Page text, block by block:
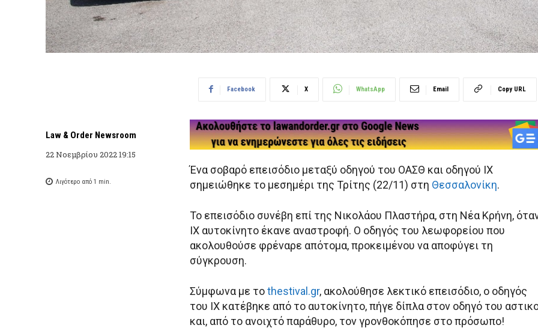
Law & Order Newsroom
22 Νοεμβρίου 2022 19:15
Λιγότερο από 1 min.
Facebook X WhatsApp Email Copy URL
Ένα σοβαρό επεισόδιο μεταξύ οδηγού του ΟΑΣΘ και οδηγού ΙΧ
σημειώθηκε το μεσημέρι της Τρίτης (22/11) στη Θεσσαλονίκη.
Το επεισόδιο συνέβη επί της Νικολάου Πλαστήρα, στη Νέα Κρήνη,
ΙΧ αυτοκίνητο έκανε αναστροφή. Ο οδηγός του λεωφορείου που
ακολουθούσε φρέναρε απότομα, προκειμένου να αποφύγει τη
σύγκρουση.
Σύμφωνα με τοthestival.gr, ακολούθησε λεκτικό επεισόδιο, ο οδηγός
του ΙΧ κατέβηκε από το αυτοκίνητο, πήγε δίπλα στον οδηγό του
και, από το ανοιχτό παράθυρο, τον γρονθοκόπησε στο πρόσωπο!